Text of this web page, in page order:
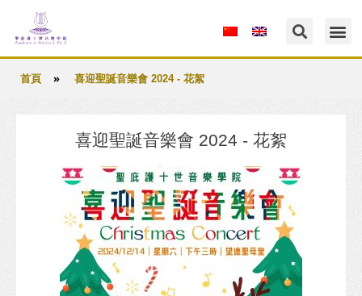
首頁 » 喜迎聖誕音樂會 2024 - 花絮
喜迎聖誕音樂會 2024 - 花絮